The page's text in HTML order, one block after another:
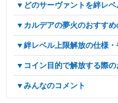
▼どのサーヴァントを絆レ
▼カルデアの夢火のおすす
▼絆レベル上限解放の仕様
▼コイン目的で解放する際
▼みんなのコメント